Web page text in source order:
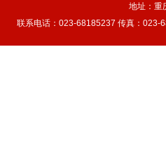
地址：重
联系电话：023-68185237 传真：023-